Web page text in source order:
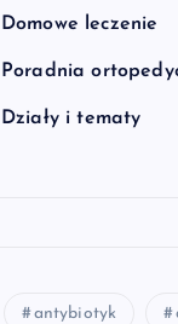
Domowe leczenie
Poradnia
Działy i tematy
antybiotyk